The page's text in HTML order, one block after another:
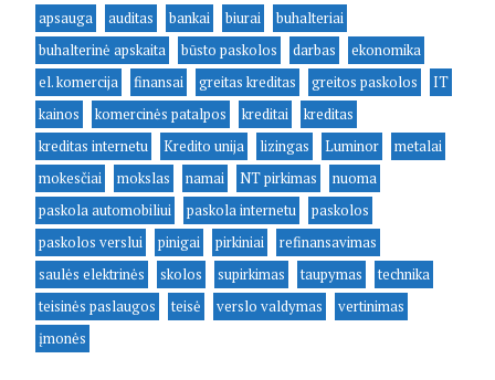
apsauga auditas bankai biurai
buhalteriai
buhalterinė apskaita
būsto paskolos darbas
ekonomika
el. komercija
finansai greitas kreditas greitos paskolos
IT
kainos
komercinės patalpos kreditai
kreditas
kreditas internetu
Kredito unija lizingas Luminor
metalai
mokesčiai
mokslas namai NT pirkimas
nuoma
paskola automobiliui
paskola internetu
paskolos
paskolos verslui
pinigai pirkiniai
refinansavimas
saulės elektrinės
skolos supirkimas taupymas
technika
teisinės paslaugos
teisė verslo valdymas
vertinimas
įmonės